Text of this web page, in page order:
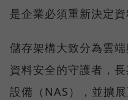
是企業必須重新決定資
儲存架構大致分為雲
資料安全的守護者，
設備（NAS），並擴